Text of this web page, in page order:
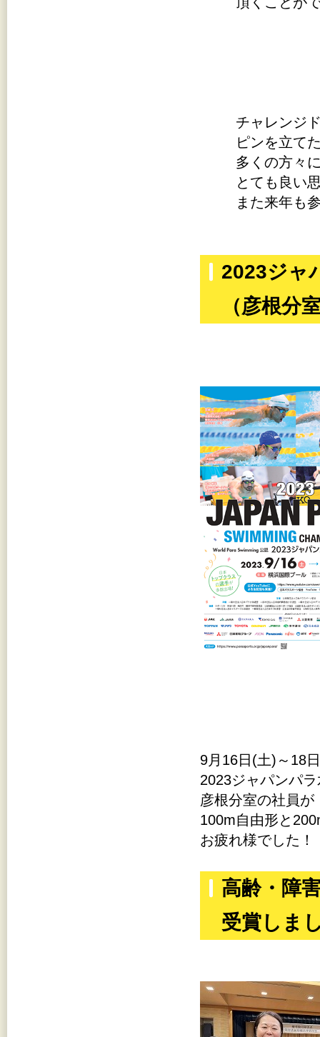
チャレンジ
ピンを立て
多くの方々
とても良い
また来年も
2023ジャ
（彦根分
9月16日(土)～18
2023ジャパンパ
彦根分室の社員が
100m自由形と
お疲れ様でした！
高齢・障
受賞しま